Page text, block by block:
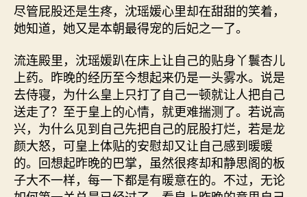
尽管屁股还是生疼，沈瑶媛心里却在甜甜的笑着，
她知道，她又是本朝最得宠的后妃之一了。
流连殿里，沈瑶媛趴在床上让自己的贴身丫鬟杏儿
上药。昨晚的经历至今想起来仍是一头雾水。说是
去侍寝，为什么皇上只打了自己一顿就让人把自己
送走了？至于皇上的心情，就更难揣测了。若说高
兴，为什么见到自己先把自己的屁股打烂，若是龙
颜大怒，可皇上体贴的安慰却又让自己感到暖暖
的。回想起昨晚的巴掌，虽然很疼却和静思阁的板
子大不一样，每一下都是有暖意在的。不过，无论